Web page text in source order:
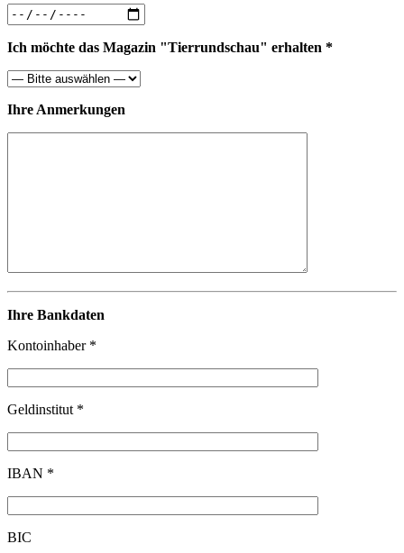
Ich möchte das Magazin "Tierrundschau" erhalten *
Ihre Anmerkungen
Ihre Bankdaten
Kontoinhaber *
Geldinstitut *
IBAN *
BIC